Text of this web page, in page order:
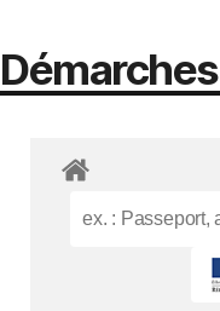
Démarches